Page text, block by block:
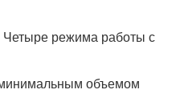
режима работы с
объемом